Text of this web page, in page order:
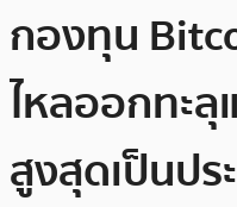
กองทุน
ไหลออกทะลุ
สูงสุดเป็นป